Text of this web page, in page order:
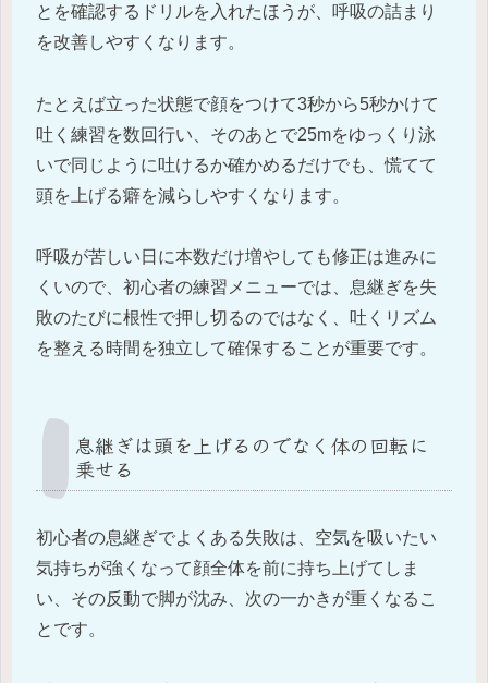
とを確認するドリルを入れたほうが、呼吸の詰まり
を改善しやすくなります。
たとえば立った状態で顔をつけて3秒から5秒かけて
吐く練習を数回行い、そのあとで25mをゆっくり泳
いで同じように吐けるか確かめるだけでも、慌てて
頭を上げる癖を減らしやすくなります。
呼吸が苦しい日に本数だけ増やしても修正は進みに
くいので、初心者の練習メニューでは、息継ぎを失
敗のたびに根性で押し切るのではなく、吐くリズム
を整える時間を独立して確保することが重要です。
息継ぎは頭を上げるのでなく体の回転に
乗せる
初心者の息継ぎでよくある失敗は、空気を吸いたい
気持ちが強くなって顔全体を前に持ち上げてしま
い、その反動で脚が沈み、次の一かきが重くなるこ
とです。